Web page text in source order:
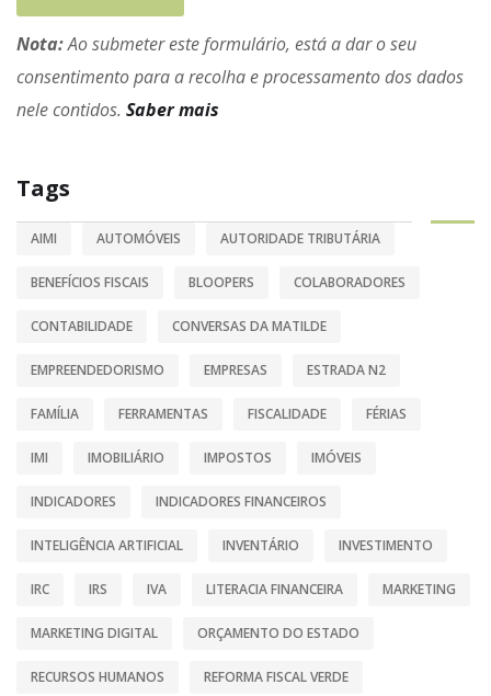
Nota:Ao submeter este formulário, está a dar o seu
consentimento para a recolha e processamento dos dados
nele contidos. Saber mais
Tags
AIMI AUTOMÓVEIS AUTORIDADE TRIBUTÁRIA
BENEFÍCIOS FISCAIS BLOOPERS COLABORADORES
CONTABILIDADE CONVERSAS DA MATILDE
EMPREENDEDORISMO EMPRESAS ESTRADA N2
FAMÍLIA FERRAMENTAS FISCALIDADE FÉRIAS
IMI IMOBILIÁRIO IMPOSTOS IMÓVEIS
INDICADORES INDICADORES FINANCEIROS
INTELIGÊNCIA ARTIFICIAL INVENTÁRIO INVESTIMENTO
IRC IRS IVA LITERACIA FINANCEIRA MARKETING
MARKETING DIGITAL ORÇAMENTO DO ESTADO
RECURSOS HUMANOS REFORMA FISCAL VERDE